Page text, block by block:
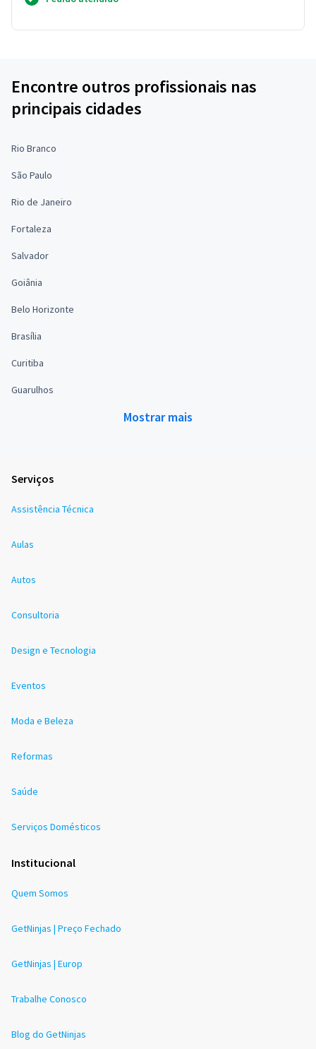
Encontre outros profissionais nas
principais cidades
Rio Branco
São Paulo
Rio de Janeiro
Fortaleza
Salvador
Goiânia
Belo Horizonte
Brasília
Curitiba
Guarulhos
Mostrar mais
Serviços
Assistência Técnica
Aulas
Autos
Consultoria
Design e Tecnologia
Eventos
Moda e Beleza
Reformas
Saúde
Serviços Domésticos
Institucional
Quem Somos
GetNinjas | Preço Fechado
GetNinjas | Europ
Trabalhe Conosco
Blog do GetNinjas